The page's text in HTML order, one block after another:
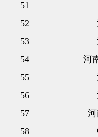
51
52
53
54
河
55
56
57
58